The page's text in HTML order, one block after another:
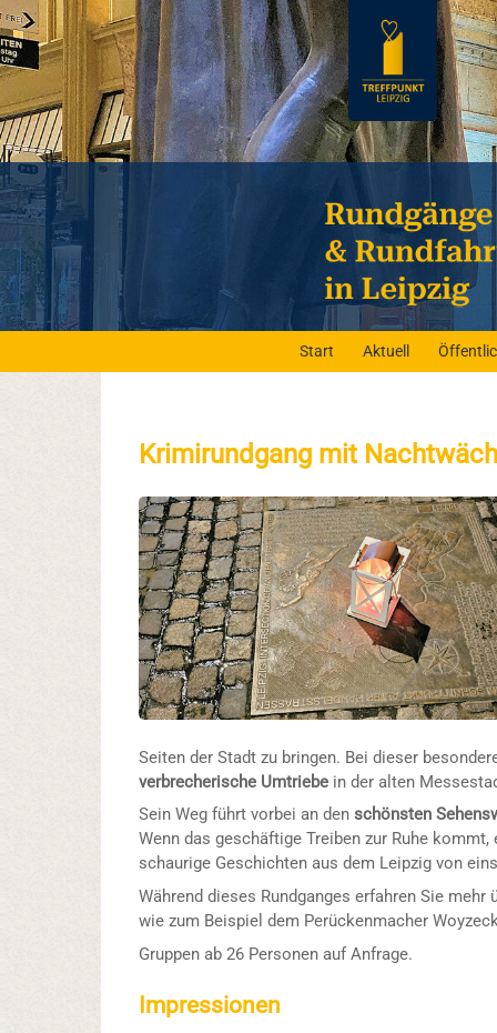
Start Aktuell
Krimirundgang mit
Seiten der Stadt zu bringen. Bei dieser
verbrecherische Umtriebe in der alten
Sein Weg führt vorbei an denschönsten
Wenn das geschäftige Treiben zur Ruhe
schaurige Geschichten aus dem Leipzig von
Während dieses Rundganges erfahren Sie
wie zum Beispiel dem Perückenmacher
Gruppen ab 26 Personen auf Anfrage.
Impressionen